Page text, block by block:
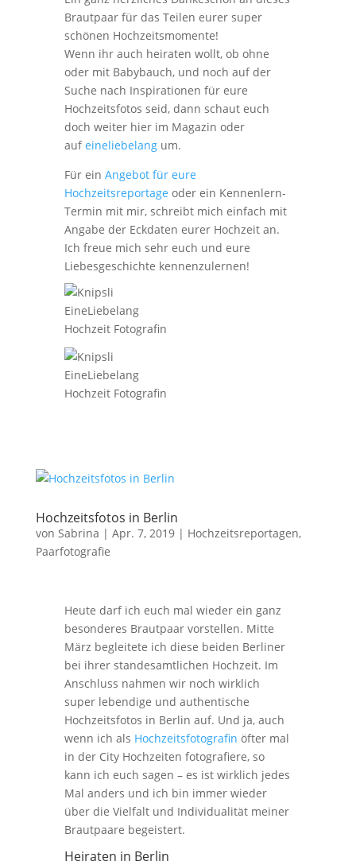
Brautpaar für das Teilen eurer super
schönen Hochzeitsmomente!
Wenn ihr auch heiraten wollt, ob ohne
oder mit Babybauch, und noch auf der
Suche nach Inspirationen für eure
Hochzeitsfotos seid, dann schaut euch
doch weiter hier im Magazin oder
aufeineliebelangum.
Für ein Angebot für eure
Hochzeitsreportage oder ein Kennenlern-
Termin mit mir, schreibt mich einfach mit
Angabe der Eckdaten eurer Hochzeit an.
Ich freue mich sehr euch und eure
Liebesgeschichte kennenzulernen!
Hochzeitsfotos in Berlin
von Sabrina | Apr. 7, 2019| Hochzeitsreportagen,
Paarfotografie
Heute darf ich euch mal wieder ein ganz
besonderes Brautpaar vorstellen. Mitte
März begleitete ich diese beiden Berliner
bei ihrer standesamtlichen Hochzeit. Im
Anschluss nahmen wir noch wirklich
super lebendige und authentische
Hochzeitsfotos in Berlin auf. Und ja, auch
wenn ich als Hochzeitsfotografin öfter mal
in der City Hochzeiten fotografiere, so
kann ich euch sagen – es ist wirklich jedes
Mal anders und ich bin immer wieder
über die Vielfalt und Individualität meiner
Brautpaare begeistert.
Heiraten in Berlin